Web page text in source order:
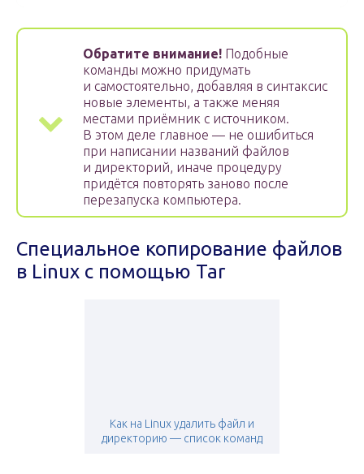
Обратите внимание! Подобные
команды можно придумать
и самостоятельно, добавляя в синтаксис
новые элементы, а также меняя
местами приёмник с источником.
В этом деле главное — не ошибиться
при написании названий файлов
и директорий, иначе процедуру
придётся повторять заново после
перезапуска компьютера.
Специальное копирование файлов
в Linux с помощью Tar
Как на Linux удалить файл и
директорию — список команд